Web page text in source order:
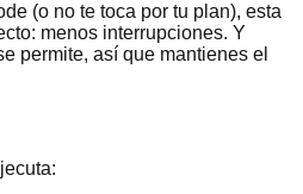
(o no te toca por tu plan), esta
menos interrupciones. Y
permite, así que mantienes el